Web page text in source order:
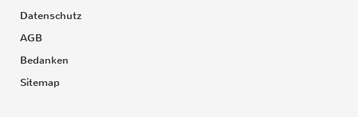
Datenschutz
AGB
Bedanken
Sitemap